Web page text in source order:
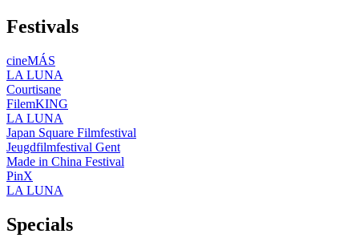
Festivals
cineMÁS
LA LUNA
Courtisane
FilemKING
LA LUNA
Japan Square Filmfestival
Jeugdfilmfestival Gent
Made in China Festival
PinX
LA LUNA
Specials